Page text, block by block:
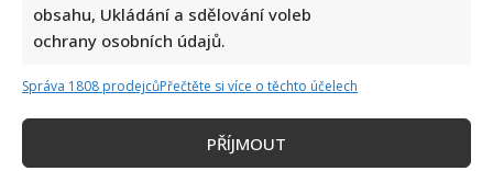
obsahu, Ukládání a sdělování voleb
ochrany osobních údajů.
Správa 1808 prodejcůPřečtěte si více o těchto účelech
PŘÍJMOUT
Kristýna Leichtová se zastala kojení na veřejnosti pomocí
kontroverzní fotky: Bude prý bojovat celý týden